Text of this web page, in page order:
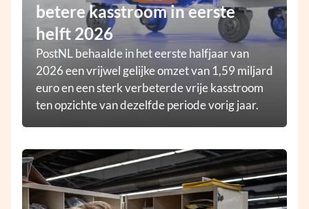
betere kasstroom in eerste
helft 2026
PostNL behaalde in het eerste halfjaar van
2026 een vrijwel gelijke omzet van 1,59 miljard
euro en een sterk verbeterde vrije kasstroom
ten opzichte van dezelfde periode vorig jaar.